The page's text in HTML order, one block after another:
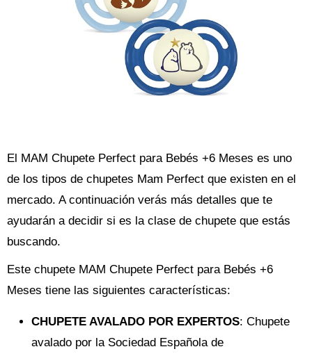
El MAM Chupete Perfect para Bebés +6 Meses es uno
de los tipos de chupetes Mam Perfect que existen en el
mercado. A continuación verás más detalles que te
ayudarán a decidir si es la clase de chupete que estás
buscando.
Este chupete MAM Chupete Perfect para Bebés +6
Meses tiene las siguientes características:
CHUPETE AVALADO POR EXPERTOS: Chupete
avalado por la Sociedad Española de